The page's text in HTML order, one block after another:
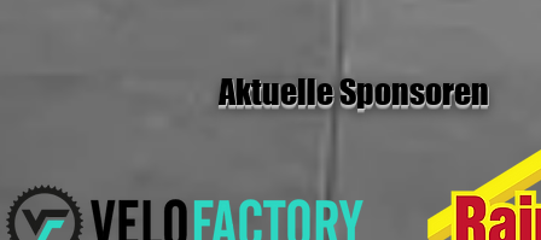
Aktuelle Sponsoren